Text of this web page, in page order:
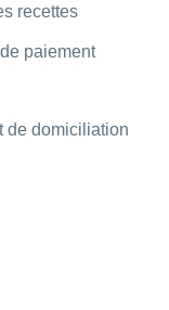
recettes
paiement
de domiciliation